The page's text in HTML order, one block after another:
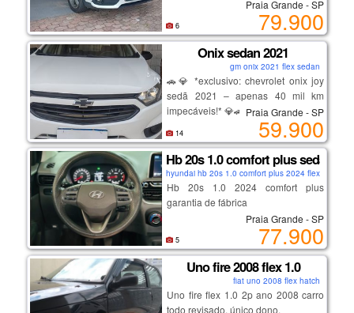
• dívida de documento será quitada
pelo anunciante
interessados, chamar no whatsapp
(13)982103730 nayla.
Praia Grande - SP
79.900
6
Onix sedan 2021
gm onix 2021 flex sedan
🚗💎 *exclusivo: chevrolet onix joy
sedã 2021 – apenas 40 mil km
impecáveis!* 💎🚗
se você está à procura de um carro
que une eficiência, conforto e um
design moderno, o *chevrolet onix
joy sedã 2021* é a escolha perfeita!
com apenas *40 mil km rodados*,
este sedã está em estado impecável
e pronto para te levar a novas
aventuras.
*o que torna este onix joy sedã tão
especial?*
Praia Grande - SP
59.900
14
Hb 20s 1.0 comfort plus sedan
hyundai hb 20s 1.0 comfort plus 2024 flex sedan
Hb 20s 1.0 2024 comfort plus
garantia de fábrica
Praia Grande - SP
77.900
5
Uno fire 2008 flex 1.0
fiat uno 2008 flex hatch
Uno fire flex 1.0 2p ano 2008 carro
todo revisado. único dono.